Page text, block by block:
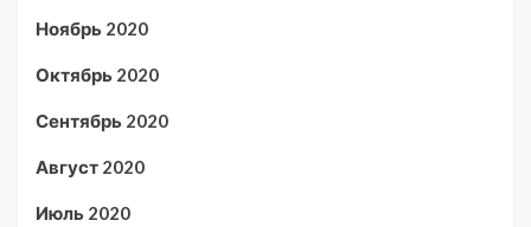
Ноябрь 2020
Октябрь 2020
Сентябрь 2020
Август 2020
Июль 2020